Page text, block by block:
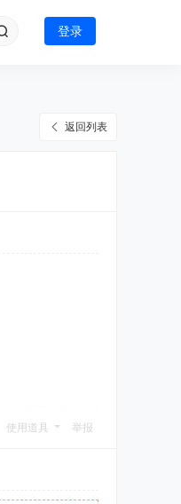
登录
返回列表
使用道具 举报